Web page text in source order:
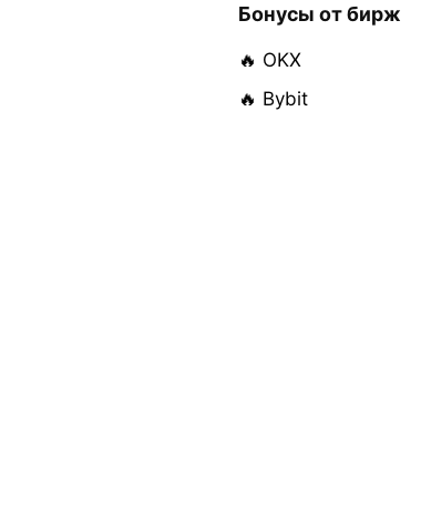
Бонусы от бирж
🔥 OKX
🔥 Bybit